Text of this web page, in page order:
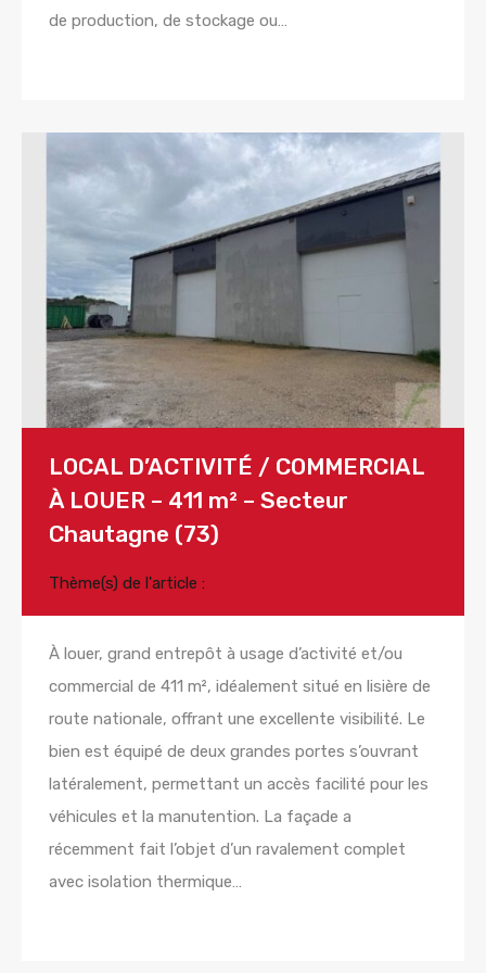
de production, de stockage ou…
LOCAL D’ACTIVITÉ / COMMERCIAL
À LOUER – 411 m² – Secteur
Chautagne (73)
Thème(s) de l'article :
À louer, grand entrepôt à usage d’activité et/ou
commercial de 411 m², idéalement situé en lisière de
route nationale, offrant une excellente visibilité. Le
bien est équipé de deux grandes portes s’ouvrant
latéralement, permettant un accès facilité pour les
véhicules et la manutention. La façade a
récemment fait l’objet d’un ravalement complet
avec isolation thermique…